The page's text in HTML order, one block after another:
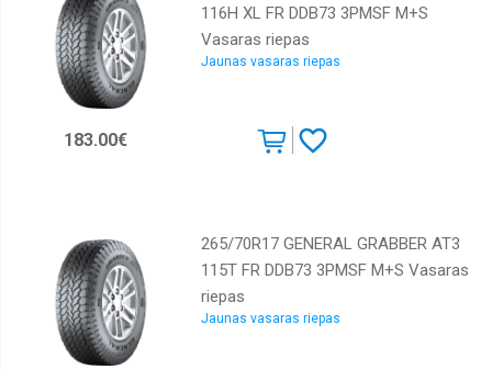
116H XL FR DDB73 3PMSF M+S
Vasaras riepas
Jaunas vasaras riepas
183.00€
265/70R17 GENERAL GRABBER AT3
115T FR DDB73 3PMSF M+S Vasaras
riepas
Jaunas vasaras riepas